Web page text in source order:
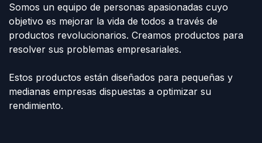
Somos un equipo de personas apasionadas cuyo
objetivo es mejorar la vida de todos a través de
productos revolucionarios. Creamos productos para
resolver sus problemas empresariales.
Estos productos están diseñados para pequeñas y
medianas empresas dispuestas a optimizar su
rendimiento.